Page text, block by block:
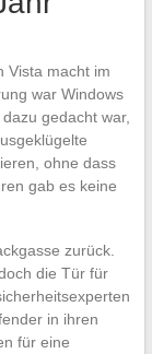
Vista macht im
war Windows
gedacht war,
ohne dass
gab es keine
zurück.
die Tür für
in ihren
für eine